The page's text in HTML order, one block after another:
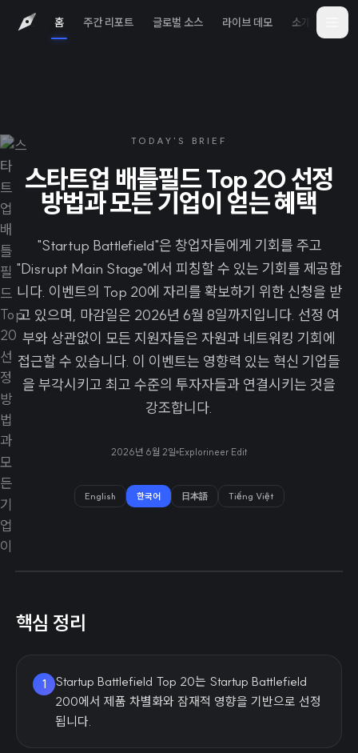
홈 주간 리포트 글로벌 소스 라이브 데모 소개
TODAY'S BRIEF
스타트업 배틀필드 Top 20 선정
방법과 모든 기업이 얻는 혜택
"Startup Battlefield"은 창업자들에게 기회를 주고
"Disrupt Main Stage"에서 피칭할 수 있는 기회를 제공합
니다. 이벤트의 Top 20에 자리를 확보하기 위한 신청을 받
고 있으며, 마감일은 2026년 6월 8일까지입니다. 선정 여
부와 상관없이 모든 지원자들은 자원과 네트워킹 기회에
접근할 수 있습니다. 이 이벤트는 영향력 있는 혁신 기업들
을 부각시키고 최고 수준의 투자자들과 연결시키는 것을
강조합니다.
2026년 6월 2일 Explorineer Edit
English 한국어 日本語 Tiếng Việt
핵심 정리
1
Startup Battlefield Top 20는 Startup Battlefield
200에서 제품 차별화와 잠재적 영향을 기반으로 선정
됩니다.